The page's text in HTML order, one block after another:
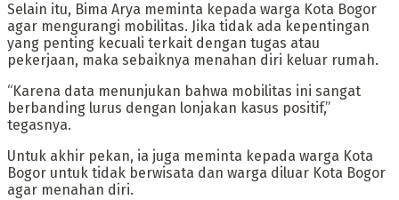
Selain itu, Bima Arya meminta kepada warga Kota Bogor
agar mengurangi mobilitas. Jika tidak ada kepentingan
yang penting kecuali terkait dengan tugas atau
pekerjaan, maka sebaiknya menahan diri keluar rumah.
“Karena data menunjukan bahwa mobilitas ini sangat
berbanding lurus dengan lonjakan kasus positif,”
tegasnya.
Untuk akhir pekan, ia juga meminta kepada warga Kota
Bogor untuk tidak berwisata dan warga diluar Kota Bogor
agar menahan diri.